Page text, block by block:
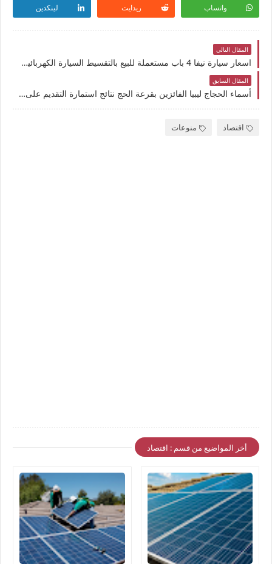
واتساب ريدايت لينكدين
المقال التالي
اسعار سيارة نيفا 4 باب مستعملة للبيع بالتقسيط السيارة الكهربائية "لادا إي لارغوس" سعر لادا نيفا 93
المقال السابق
أسماء الحجاج ليبيا الفائزين بقرعة الحج نتائج استمارة التقديم على الحج 2025 في ليبيا عبر منصة حجاج
اقتصاد منوعات
أخر المواضيع من قسم : اقتصاد